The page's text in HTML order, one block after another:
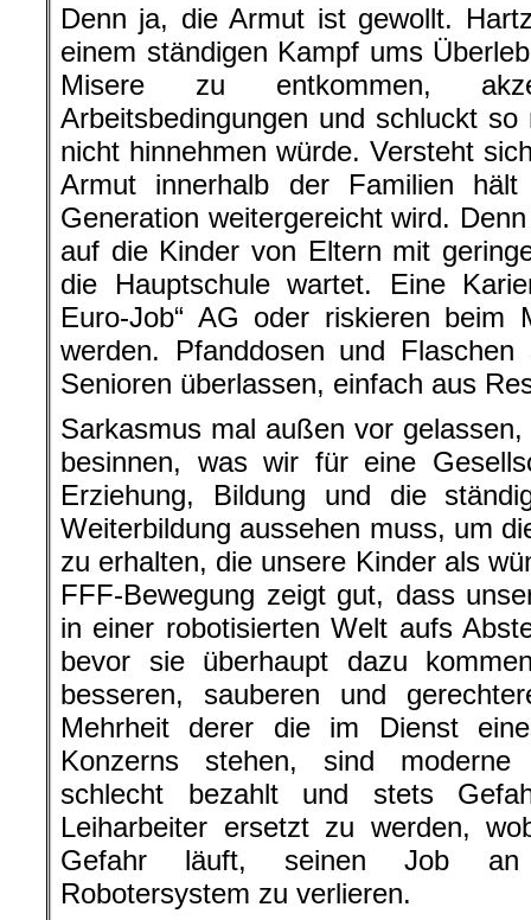
Denn ja, die Armut ist gewollt.
einem ständigen Kampf ums
Misere zu entkommen,
Arbeitsbedingungen und schluckt
nicht hinnehmen würde. Versteht
Armut innerhalb der Familien
Generation weitergereicht wird.
auf die Kinder von Eltern mit
die Hauptschule wartet. Eine
Euro-Job“ AG oder riskieren beim
werden. Pfanddosen und
Senioren überlassen, einfach aus
Sarkasmus mal außen vor
besinnen, was wir für eine
Erziehung, Bildung und die
Weiterbildung aussehen muss, um
zu erhalten, die unsere Kinder als
FFF-Bewegung zeigt gut, dass
in einer robotisierten Welt aufs
bevor sie überhaupt dazu
besseren, sauberen und
Mehrheit derer die im Dienst
Konzerns stehen, sind
schlecht bezahlt und stets
Leiharbeiter ersetzt zu werden,
Gefahr läuft, seinen Job an
Robotersystem zu verlieren.